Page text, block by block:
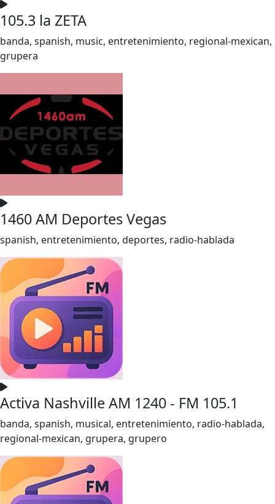
105.3 la ZETA
banda, spanish, music, entretenimiento, regional-mexican,
grupera
1460 AM Deportes Vegas
spanish, entretenimiento, deportes, radio-hablada
Activa Nashville AM 1240 - FM 105.1
banda, spanish, musical, entretenimiento, radio-hablada,
regional-mexican, grupera, grupero